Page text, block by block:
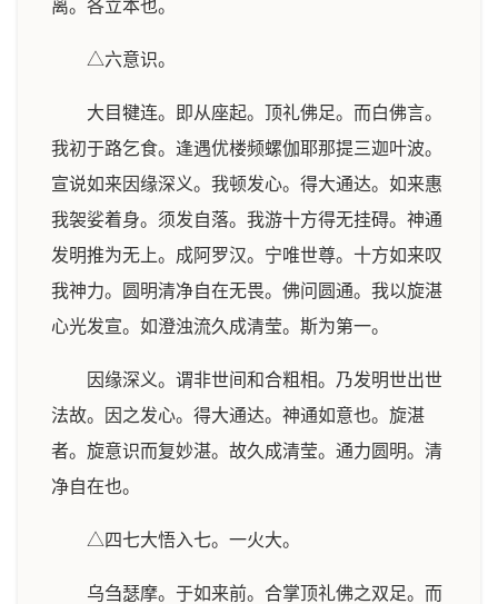
离。各立本也。
△六意识。
大目犍连。即从座起。顶礼佛足。而白佛言。
我初于路乞食。逢遇优楼频螺伽耶那提三迦叶波。
宣说如来因缘深义。我顿发心。得大通达。如来惠
我袈娑着身。须发自落。我游十方得无挂碍。神通
发明推为无上。成阿罗汉。宁唯世尊。十方如来叹
我神力。圆明清净自在无畏。佛问圆通。我以旋湛
心光发宣。如澄浊流久成清莹。斯为第一。
因缘深义。谓非世间和合粗相。乃发明世出世
法故。因之发心。得大通达。神通如意也。旋湛
者。旋意识而复妙湛。故久成清莹。通力圆明。清
净自在也。
△四七大悟入七。一火大。
乌刍瑟摩。于如来前。合掌顶礼佛之双足。而